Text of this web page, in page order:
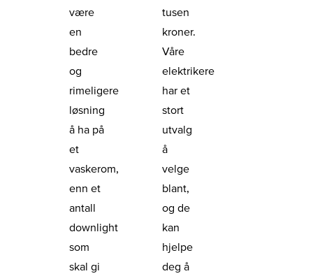
være
en
bedre
og
rimeligere
løsning
å ha på
et
vaskerom,
enn et
antall
downlight
som
skal gi
tusen
kroner.
Våre
elektrikere
har et
stort
utvalg
å
velge
blant,
og de
kan
hjelpe
deg å